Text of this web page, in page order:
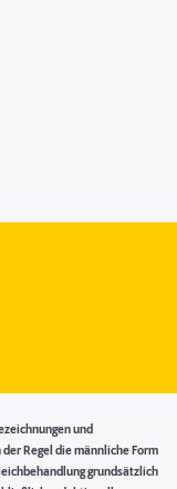
und
Regel die männliche Form
grundsätzlich